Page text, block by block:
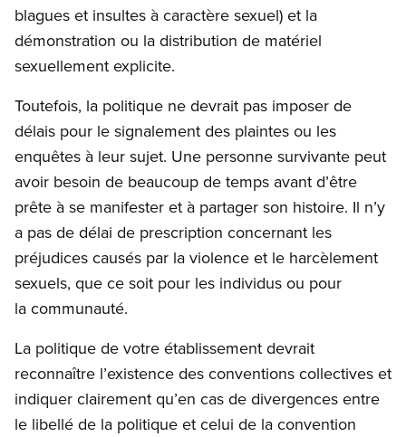
blagues et insultes à caractère sexuel) et la
démonstration ou la distribution de matériel
sexuellement explicite.
Toutefois, la politique ne devrait pas imposer de
délais pour le signalement des plaintes ou les
enquêtes à leur sujet. Une personne survivante peut
avoir besoin de beaucoup de temps avant d’être
prête à se manifester et à partager son histoire. Il n’y
a pas de délai de prescription concernant les
préjudices causés par la violence et le harcèlement
sexuels, que ce soit pour les individus ou pour
la communauté.
La politique de votre établissement devrait
reconnaître l’existence des conventions collectives et
indiquer clairement qu’en cas de divergences entre
le libellé de la politique et celui de la convention